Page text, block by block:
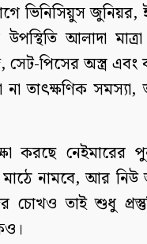
ভিনিসিয়ুস জুনিয়র,
উপস্থিতি আলাদা
পিসের অস্ত্র এবং
তাৎক্ষণিক সমস্যা,
করছে নেইমারের
নামবে, আর নিউ
চোখও তাই শুধু